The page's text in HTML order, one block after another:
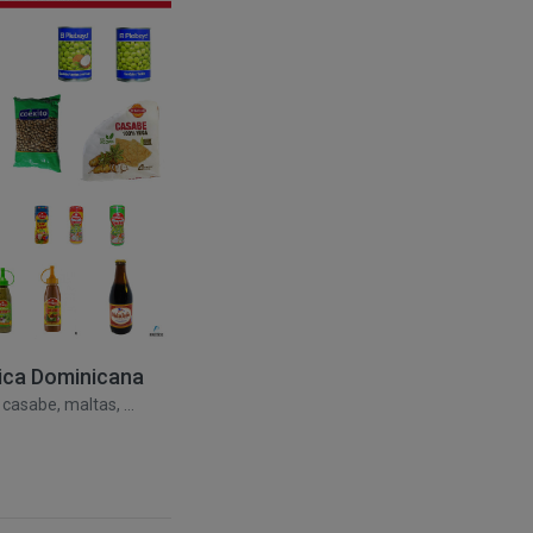
Dominicana
maltas, ...
21,00h. Sábado:
postal se
del
21,00h. Sábado:
postal se
eficaces, a
aparecen en
que se